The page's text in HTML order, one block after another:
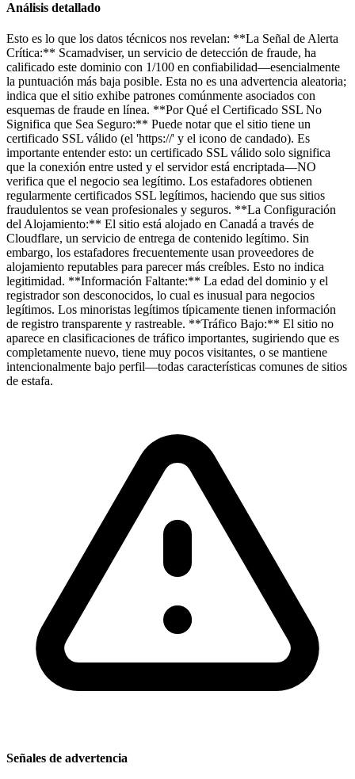
Análisis detallado
Esto es lo que los datos técnicos nos revelan: **La Señal de Alerta
Crítica:** Scamadviser, un servicio de detección de fraude, ha
calificado este dominio con 1/100 en confiabilidad—esencialmente
la puntuación más baja posible. Esta no es una advertencia aleatoria;
indica que el sitio exhibe patrones comúnmente asociados con
esquemas de fraude en línea. **Por Qué el Certificado SSL No
Significa que Sea Seguro:** Puede notar que el sitio tiene un
certificado SSL válido (el 'https://' y el icono de candado). Es
importante entender esto: un certificado SSL válido solo significa
que la conexión entre usted y el servidor está encriptada—NO
verifica que el negocio sea legítimo. Los estafadores obtienen
regularmente certificados SSL legítimos, haciendo que sus sitios
fraudulentos se vean profesionales y seguros. **La Configuración
del Alojamiento:** El sitio está alojado en Canadá a través de
Cloudflare, un servicio de entrega de contenido legítimo. Sin
embargo, los estafadores frecuentemente usan proveedores de
alojamiento reputables para parecer más creíbles. Esto no indica
legitimidad. **Información Faltante:** La edad del dominio y el
registrador son desconocidos, lo cual es inusual para negocios
legítimos. Los minoristas legítimos típicamente tienen información
de registro transparente y rastreable. **Tráfico Bajo:** El sitio no
aparece en clasificaciones de tráfico importantes, sugiriendo que es
completamente nuevo, tiene muy pocos visitantes, o se mantiene
intencionalmente bajo perfil—todas características comunes de sitios
de estafa.
Señales de advertencia